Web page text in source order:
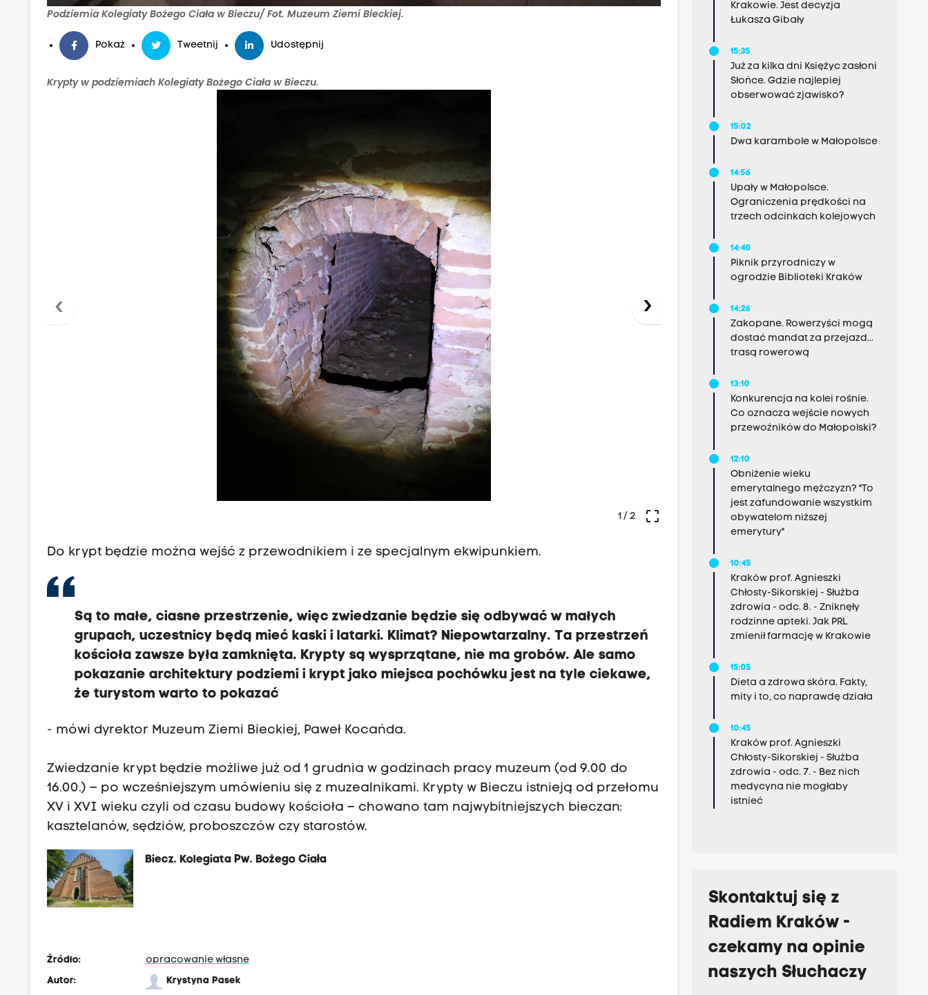
Podziemia Kolegiaty Bożego Ciała w Bieczu/ Fot. Muzeum Ziemi Bieckiej.
Pokaż Tweetnij Udostępnij
Krypty w podziemiach Kolegiaty Bożego Ciała w Bieczu.
‹ ›
crop_free
1/ 2
Do krypt będzie można wejść z przewodnikiem i ze specjalnym ekwipunkiem.
Są to małe, ciasne przestrzenie, więc zwiedzanie będzie się odbywać w małych
grupach, uczestnicy będą mieć kaski i latarki. Klimat? Niepowtarzalny. Ta przestrzeń
kościoła zawsze była zamknięta. Krypty są wysprzątane, nie ma grobów. Ale samo
pokazanie architektury podziemi i krypt jako miejsca pochówku jest na tyle ciekawe,
że turystom warto to pokazać
- mówi dyrektor Muzeum Ziemi Bieckiej, Paweł Kocańda.
Zwiedzanie krypt będzie możliwe już od 1 grudnia w godzinach pracy muzeum (od 9.00 do
16.00.) – po wcześniejszym umówieniu się z muzealnikami. Krypty w Bieczu istnieją od przełomu
XV i XVI wieku czyli od czasu budowy kościoła – chowano tam najwybitniejszych bieczan:
kasztelanów, sędziów, proboszczów czy starostów.
Biecz. Kolegiata Pw. Bożego Ciała
Źródło:
opracowanie własne
Autor:
Krystyna Pasek
Krakowie. Jest decyzja
Łukasza Gibały
15:35
Już za kilka dni Księżyc zasłoni
Słońce. Gdzie najlepiej
obserwować zjawisko?
15:02
Dwa karambole w Małopolsce
14:56
Upały w Małopolsce.
Ograniczenia prędkości na
trzech odcinkach kolejowych
14:40
Piknik przyrodniczy w
ogrodzie Biblioteki Kraków
14:26
Zakopane. Rowerzyści mogą
dostać mandat za przejazd...
trasą rowerową
13:10
Konkurencja na kolei rośnie.
Co oznacza wejście nowych
przewoźników do Małopolski?
12:10
Obniżenie wieku
emerytalnego mężczyzn? "To
jest zafundowanie wszystkim
obywatelom niższej
emerytury"
10:45
Kraków prof. Agnieszki
Chłosty-Sikorskiej - Służba
zdrowia - odc. 8. - Zniknęły
rodzinne apteki. Jak PRL
zmienił farmację w Krakowie
15:05
Dieta a zdrowa skóra. Fakty,
mity i to, co naprawdę działa
10:45
Kraków prof. Agnieszki
Chłosty-Sikorskiej - Służba
zdrowia - odc. 7. - Bez nich
medycyna nie mogłaby
istnieć
Skontaktuj się z
Radiem Kraków -
czekamy na opinie
naszych Słuchaczy